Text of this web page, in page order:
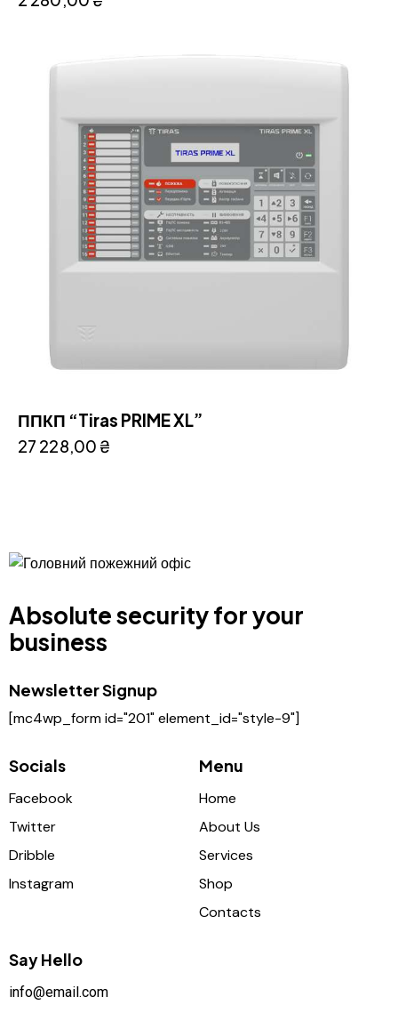
ППКП “Tiras PRIME XL”
27 228,00₴
Absolute security for your
business
Newsletter Signup
[mc4wp_form id="201" element_id="style-9"]
Socials
Facebook
Twitter
Dribble
Instagram
Menu
Home
About Us
Services
Shop
Contacts
Say Hello
info@email.com